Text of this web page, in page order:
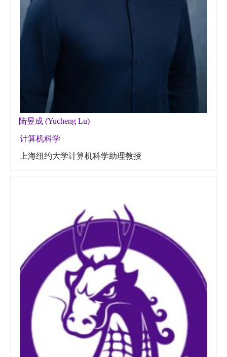
陆昱成 (Yucheng Lu)
计算机科学
上海纽约大学计算机科学助理教授